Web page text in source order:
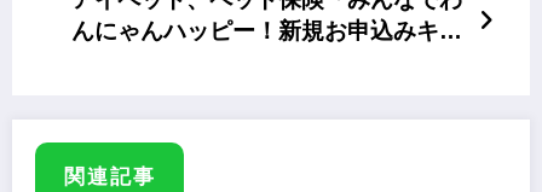
んにゃんハッピー！新規お申込みキャ
関連記事